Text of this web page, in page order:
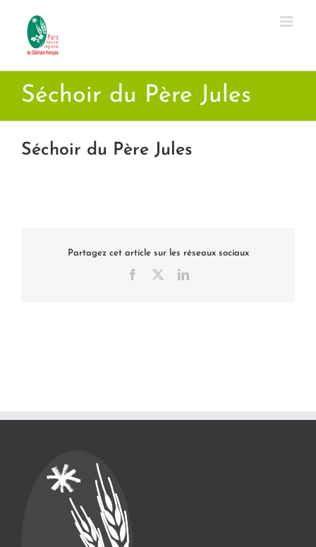
contenu
Séchoir du Père Jules
Séchoir du Père Jules
Partagez cet article sur les réseaux sociaux
Facebook LinkedIn